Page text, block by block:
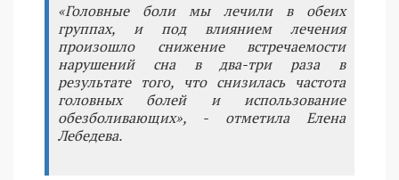
«Головные боли мы лечили в обеих
группах, и под влиянием лечения
произошло снижение встречаемости
нарушений сна в два-три раза в
результате того, что снизилась частота
головных болей и использование
обезболивающих», - отметила Елена
Лебедева.